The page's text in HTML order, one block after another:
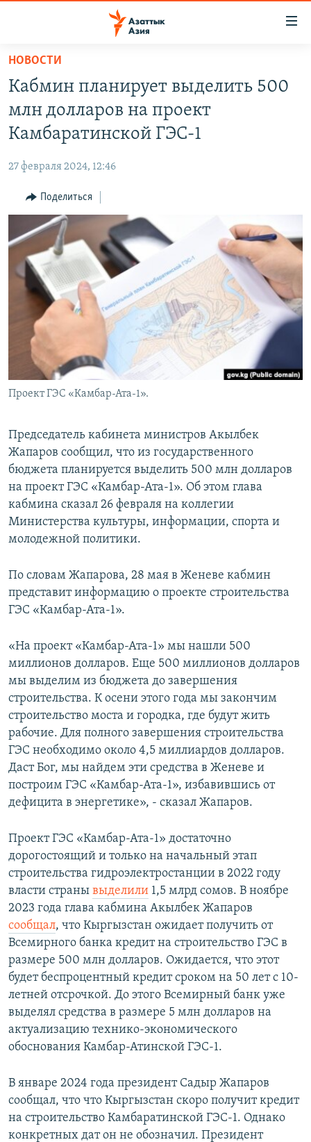
Вернуться
основному
содержанию
Вернутся
главной
навигации
Вернутся
поиску
ЦЕНТРАЛЬНАЯ АЗИЯ
КЫРГЫЗСТАН
ТАДЖИКИСТАН
ВОЙНА В УКРАИНЕ
ҚАЗАҚША
КЫРГЫЗЧА
ЎЗБЕКЧА
ТОҶИКӢ
TÜRKMENÇE
Все сайты РСЕ/РС
НОВОСТИ
Кабмин планирует выделить 500
млн долларов на проект
Камбаратинской ГЭС-1
27 февраля 2024, 12:46
Поделиться
Проект ГЭС «Камбар-Ата-1».
Председатель кабинета министров Акылбек
Жапаров сообщил, что из государственного
бюджета планируется выделить 500 млн долларов
на проект ГЭС «Камбар-Ата-1». Об этом глава
кабмина сказал 26 февраля на коллегии
Министерства культуры, информации, спорта и
молодежной политики.
По словам Жапарова, 28 мая в Женеве кабмин
представит информацию о проекте строительства
ГЭС «Камбар-Ата-1».
«На проект «Камбар-Ата-1» мы нашли 500
миллионов долларов. Еще 500 миллионов долларов
мы выделим из бюджета до завершения
строительства. К осени этого года мы закончим
строительство моста и городка, где будут жить
рабочие. Для полного завершения строительства
ГЭС необходимо около 4,5 миллиардов долларов.
Даст Бог, мы найдем эти средства в Женеве и
построим ГЭС «Камбар-Ата-1», избавившись от
дефицита в энергетике», - сказал Жапаров.
Проект ГЭС «Камбар-Ата-1» достаточно
дорогостоящий и только на начальный этап
строительства гидроэлектростанции в 2022 году
власти страны выделили 1,5 млрд сомов. В ноябре
2023 года глава кабмина Акылбек Жапаров
сообщал, что Кыргызстан ожидает получить от
Всемирного банка кредит на строительство ГЭС в
размере 500 млн долларов. Ожидается, что этот
будет беспроцентный кредит сроком на 50 лет с 10-
летней отсрочкой. До этого Всемирный банк уже
выделял средства в размере 5 млн долларов на
актуализацию технико-экономического
обоснования Камбар-Атинской ГЭС-1.
В январе 2024 года президент Садыр Жапаров
сообщал, что что Кыргызстан скоро получит кредит
на строительство Камбаратинской ГЭС-1. Однако
конкретных дат он не обозначил. Президент